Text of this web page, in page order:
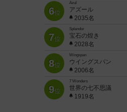
6位
Azul
アズール
2035名
7位
Splendor
宝石の煌き
2028名
8位
Wingspan
ウイングスパン
2006名
9位
7 Wonders
世界の七不思議
1919名